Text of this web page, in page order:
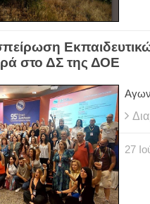
στο ΔΣ της ΔΟΕ
27